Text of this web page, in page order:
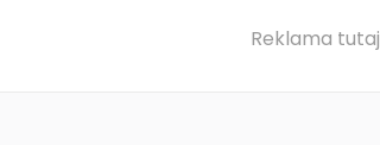
Reklama tutaj